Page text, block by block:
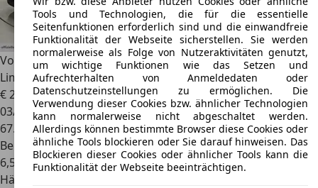
Volkswagen Golf GTIVIII
Lim.*18Zoll/schwarz*NAVI*Business-Paket*
€ 24.9701
03/2022
67.850 km
Benzin
6,5 l/100 km (komb.)
Händler
Tools und Technologien, die für die essentielle
Seitenfunktionen erforderlich sind und die einwandfreie
Funktionalität der Webseite sicherstellen. Sie werden
normalerweise als Folge von Nutzeraktivitäten genutzt,
um wichtige Funktionen wie das Setzen und
Aufrechterhalten von Anmeldedaten oder
Datenschutzeinstellungen zu ermöglichen. Die
Verwendung dieser Cookies bzw. ähnlicher Technologien
kann normalerweise nicht abgeschaltet werden.
Allerdings können bestimmte Browser diese Cookies oder
ähnliche Tools blockieren oder Sie darauf hinweisen. Das
Blockieren dieser Cookies oder ähnlicher Tools kann die
Funktionalität der Webseite beeinträchtigen.